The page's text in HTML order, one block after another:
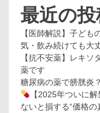
最近の
【医師解説】子ど
気・飲み続けても
【抗不安薬】レキ
薬です
糖尿病の薬で膀胱炎
【2025年ついに
ないと損する“価格の